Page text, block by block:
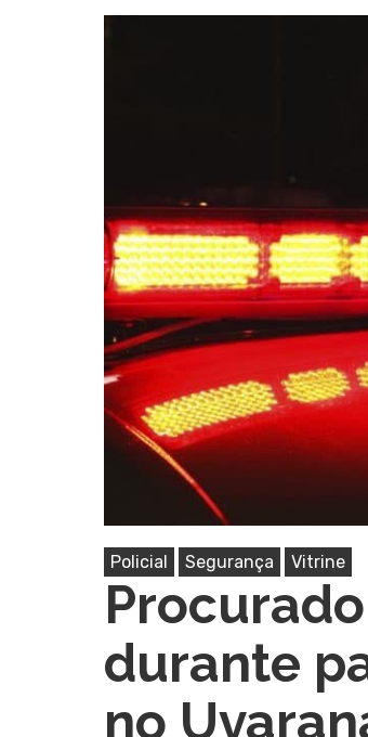
Pressione Enter para
Policial Segurança Vitrine
durante
no